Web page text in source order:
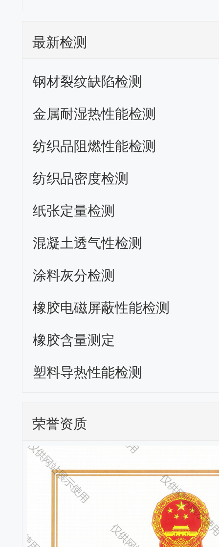
最新检测
钢材裂纹缺陷检测
金属耐湿热性能检测
纺织品阻燃性能检测
纺织品密度检测
纸张定量检测
混凝土透气性检测
涂料灰分检测
橡胶电磁屏蔽性能检测
橡胶含量测定
塑料导热性能检测
荣誉资质